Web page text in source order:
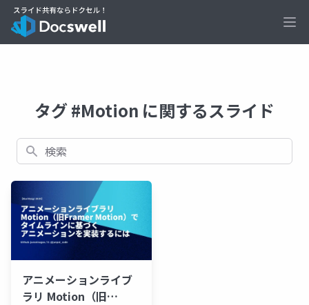
タグ #Motion に関するスライド
検索
アニメーションライブ
ラリ Motion（旧